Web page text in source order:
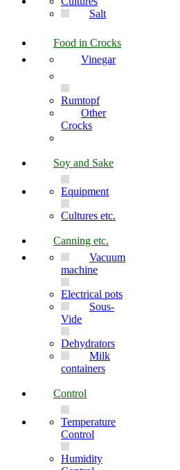
Salt
Food in Crocks
Vinegar
Rumtopf
Other
Crocks
Soy and Sake
Equipment
Cultures etc.
Canning etc.
Vacuum
machine
Electrical pots
Sous-
Vide
Dehydrators
Milk
containers
Control
Temperature
Control
Humidity